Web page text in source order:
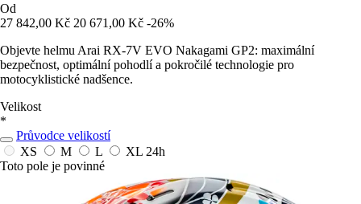
Od
27 842,00 Kč 20 671,00 Kč -26%
Objevte helmu Arai RX-7V EVO Nakagami GP2: maximální
bezpečnost, optimální pohodlí a pokročilé technologie pro
motocyklistické nadšence.
Velikost
*
Průvodce velikostí
XS
M L XL 24h
Toto pole je povinné